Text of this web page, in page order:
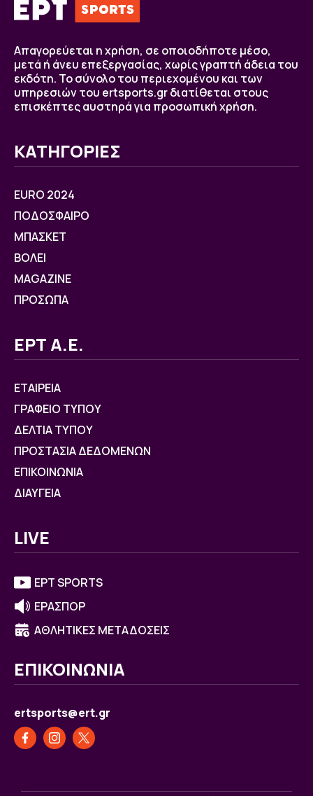
Απαγορεύεται η χρήση, σε οποιοδήποτε μέσο,
μετά ή άνευ επεξεργασίας, χωρίς γραπτή άδεια του
εκδότη. Το σύνολο του περιεχομένου και των
υπηρεσιών του ertsports.gr διατίθεται στους
επισκέπτες αυστηρά για προσωπική χρήση.
ΚΑΤΗΓΟΡΙΕΣ
EURO 2024
ΠΟΔΟΣΦΑΙΡΟ
ΜΠΑΣΚΕΤ
ΒOΛΕΙ
MAGAZINE
ΠΡΟΣΩΠΑ
ΕΡΤ Α.Ε.
ΕΤΑΙΡΕΙΑ
ΓΡΑΦΕΙΟ ΤΥΠΟΥ
ΔΕΛΤΙΑ ΤΥΠΟΥ
ΠΡΟΣΤΑΣΙΑ ΔΕΔΟΜΕΝΩΝ
ΕΠΙΚΟΙΝΩΝΙΑ
ΔΙΑΥΓΕΙΑ
LIVE
ΕΡΤ SPORTS
ΕΡΑΣΠΟΡ
ΑΘΛΗΤΙΚΕΣ ΜΕΤΑΔΟΣΕΙΣ
ΕΠΙΚΟΙΝΩΝΙΑ
ertsports@ert.gr